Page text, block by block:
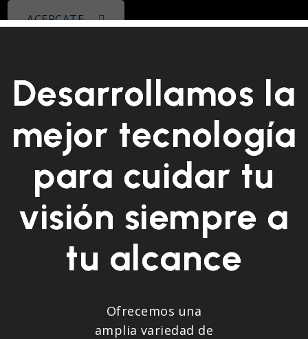
Desarrollamos la
mejor tecnología
para cuidar tu
visión siempre a
tu alcance
Ofrecemos una
amplia variedad de